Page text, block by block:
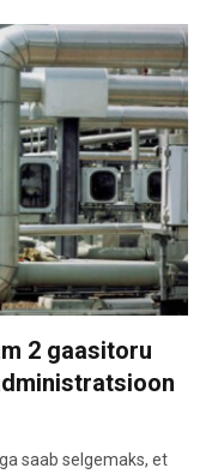
2 gaasitoru
saab selgemaks, et